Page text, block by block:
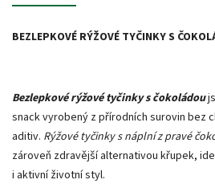
BEZLEPKOVÉ RÝŽOVÉ TYČINKY S
Bezlepkové rýžové tyčinky s čokoládou
snack vyrobený z přírodních surovin bez
aditiv. Rýžové tyčinky s náplní z pravé
zároveň zdravější alternativou křupek,
i aktivní životní styl.